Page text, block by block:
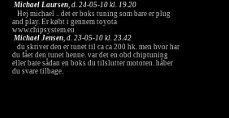
Michael Laursen, d. 24-05-10 kl. 19.20
Hej michael .. det er boks tuning som bare er plug
and play. Er købt i gennem toyota
www.chipsystem.eu
Michael Jensen, d. 23-05-10 kl. 23.42
du skriver den er tunet til ca ca 200 hk. men hvor har
du fået den tunet henne. var det en obd chiptuning
eller bare sådan en boks du tilslutter motoren. håber
du svare tilbage.